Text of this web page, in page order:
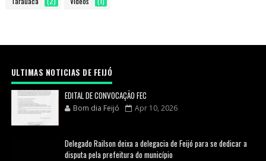
ULTIMAS NOTICIAS DE FEIJÓ
EDITAL DE CONVOCAÇÃO FEC
Bom dia Feijó Apr 10, 2026
Delegado Railson deixa a delegacia de Feijó para se dedicar a
disputa pela prefeitura do município